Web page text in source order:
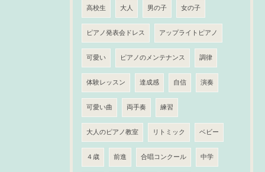
高校生 大人 男の子 女の子
ピアノ発表会ドレス アップライトピアノ
可愛い ピアノのメンテナンス 調律
体験レッスン 達成感 自信 演奏
可愛い曲 両手奏 練習
大人のピアノ教室 リトミック ベビー
４歳 前進 合唱コンクール 中学